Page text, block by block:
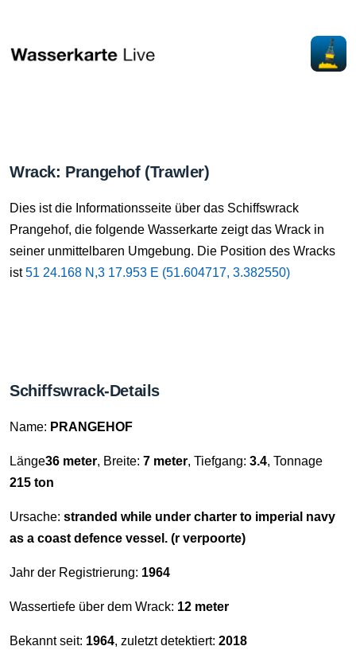
Wrack: Prangehof (Trawler)
Dies ist die Informationsseite über das Schiffswrack
Prangehof, die folgende Wasserkarte zeigt das Wrack in
seiner unmittelbaren Umgebung. Die Position des Wracks
ist51 24.168 N,3 17.953 E (51.604717, 3.382550)
Schiffswrack-Details
Name: PRANGEHOF
Länge36 meter, Breite: 7 meter, Tiefgang: 3.4, Tonnage
215 ton
Ursache: stranded while under charter to imperial navy
as a coast defence vessel. (r verpoorte)
Jahr der Registrierung: 1964
Wassertiefe über dem Wrack: 12 meter
Bekannt seit: 1964, zuletzt detektiert: 2018